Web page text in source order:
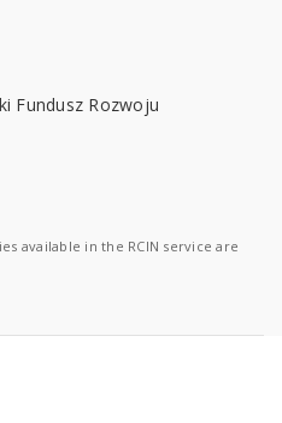
available in the RCIN service are